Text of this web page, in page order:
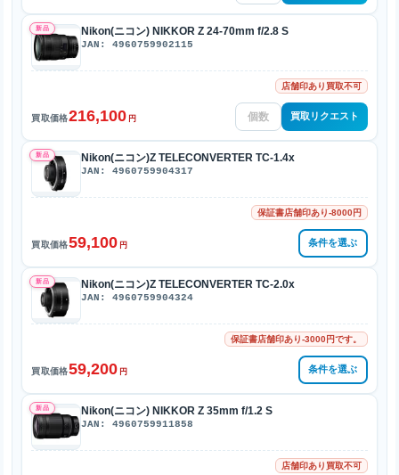
新品 Nikon(ニコン) NIKKOR Z 24-70mm f/2.8 S
JAN: 4960759902115
店舗印あり買取不可
買取価格216,100 円 買取リクエスト
新品 Nikon(ニコン)Z TELECONVERTER TC-1.4x
JAN: 4960759904317
保証書店舗印あり-8000円
買取価格59,100 円 条件を選ぶ
新品 Nikon(ニコン)Z TELECONVERTER TC-2.0x
JAN: 4960759904324
保証書店舗印あり-3000円です。
買取価格59,200 円 条件を選ぶ
新品 Nikon(ニコン) NIKKOR Z 35mm f/1.2 S
JAN: 4960759911858
店舗印あり買取不可